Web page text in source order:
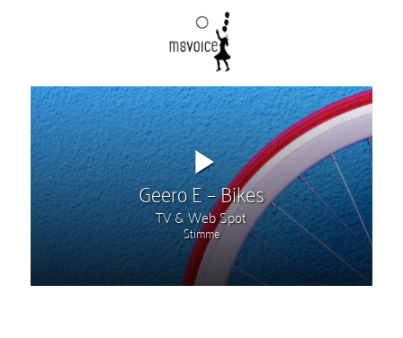
Geero E – Bikes
TV & Web Spot
Stimme